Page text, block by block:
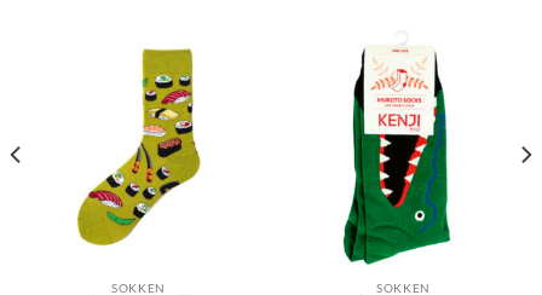
SOKKEN SOKKEN